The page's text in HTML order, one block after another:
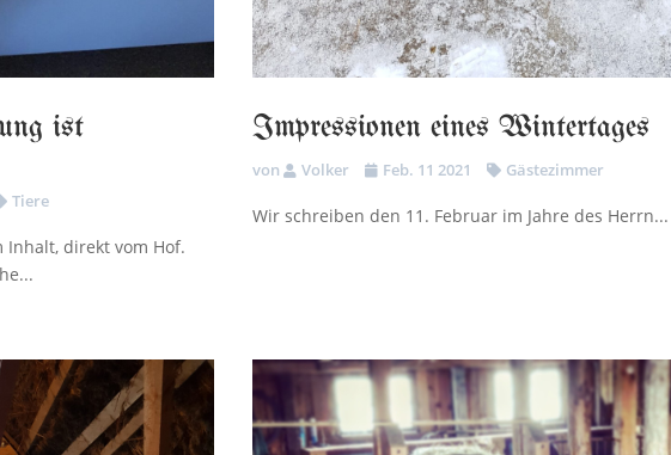
ist
Tiere
Inhalt, direkt vom Hof.
Impressionen eines Wintertages
von Volker Feb. 11 2021 Gästezimmer
Wir schreiben den 11. Februar im Jahre des Herrn...